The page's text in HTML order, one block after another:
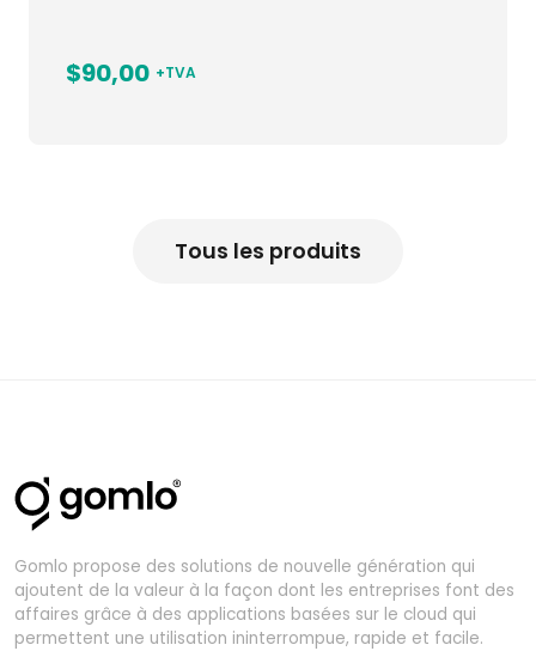
$90,00 +TVA
Tous les produits
Gomlo propose des solutions de nouvelle génération qui
ajoutent de la valeur à la façon dont les entreprises font des
affaires grâce à des applications basées sur le cloud qui
permettent une utilisation ininterrompue, rapide et facile.